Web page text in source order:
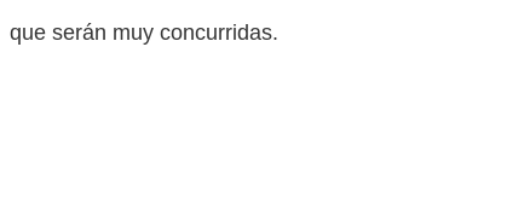
que serán muy concurridas.